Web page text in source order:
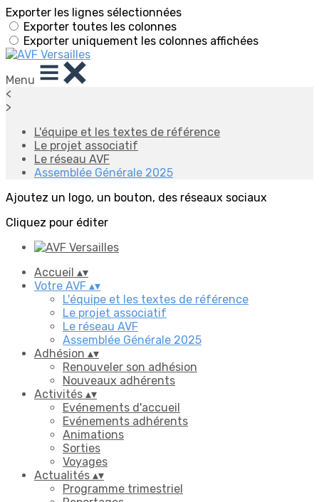
Exporter les lignes sélectionnées
Exporter toutes les colonnes
Exporter uniquement les colonnes affichées
Menu
<
>
L'équipe et les textes de référence
Le projet associatif
Le réseau AVF
Assemblée Générale 2025
Ajoutez un logo, un bouton, des réseaux sociaux
Cliquez pour éditer
Accueil ▴▾
Votre AVF ▴▾
L'équipe et les textes de référence
Le projet associatif
Le réseau AVF
Assemblée Générale 2025
Adhésion ▴▾
Renouveler son adhésion
Nouveaux adhérents
Activités ▴▾
Evénements d'accueil
Evénements adhérents
Animations
Sorties
Voyages
Actualités ▴▾
Programme trimestriel